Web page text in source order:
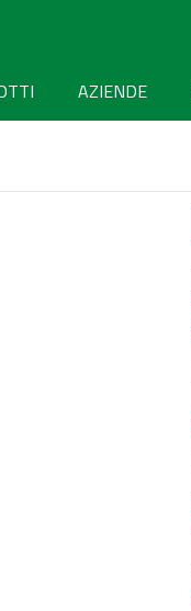
AZIENDE